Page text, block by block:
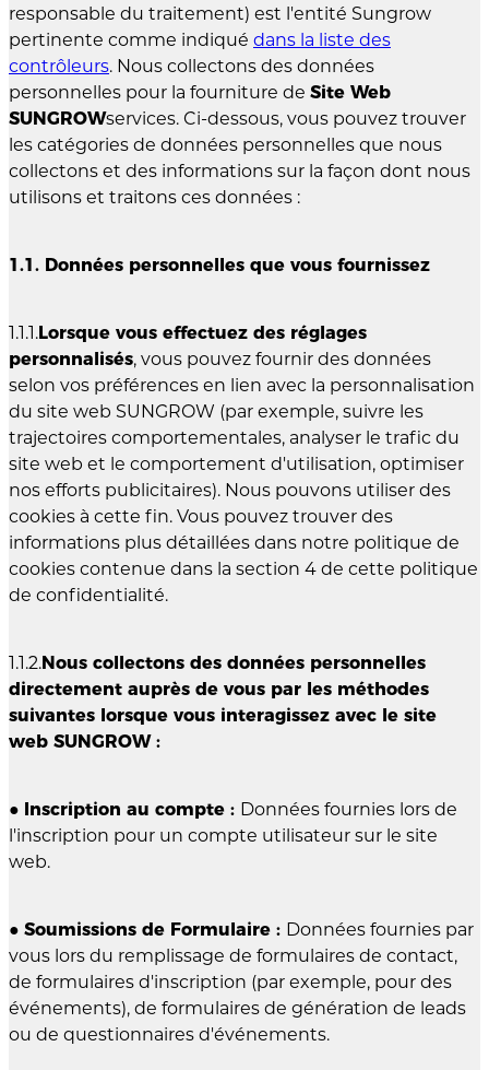
responsable du traitement) est l'entité Sungrow
pertinente comme indiqué dans la liste des
contrôleurs. Nous collectons des données
personnelles pour la fourniture de Site Web
SUNGROWservices. Ci-dessous, vous pouvez trouver
les catégories de données personnelles que nous
collectons et des informations sur la façon dont nous
utilisons et traitons ces données :
1.1. Données personnelles que vous fournissez
1.1.1.Lorsque vous effectuez des réglages
personnalisés, vous pouvez fournir des données
selon vos préférences en lien avec la personnalisation
du site web SUNGROW (par exemple, suivre les
trajectoires comportementales, analyser le trafic du
site web et le comportement d'utilisation, optimiser
nos efforts publicitaires). Nous pouvons utiliser des
cookies à cette fin. Vous pouvez trouver des
informations plus détaillées dans notre politique de
cookies contenue dans la section 4 de cette politique
de confidentialité.
1.1.2.Nous collectons des données personnelles
directement auprès de vous par les méthodes
suivantes lorsque vous interagissez avec le site
web SUNGROW :
● Inscription au compte : Données fournies lors de
l'inscription pour un compte utilisateur sur le site
web.
● Soumissions de Formulaire : Données fournies par
vous lors du remplissage de formulaires de contact,
de formulaires d'inscription (par exemple, pour des
événements), de formulaires de génération de leads
ou de questionnaires d'événements.